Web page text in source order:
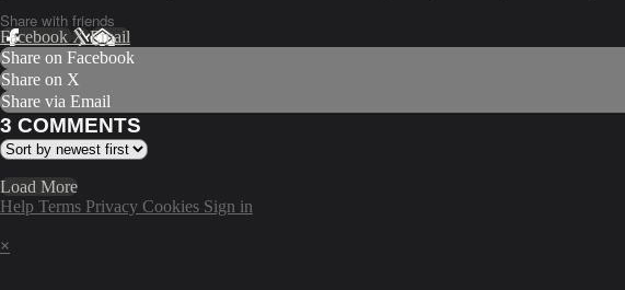
Share with friends
Facebook XEmail
Share on Facebook
Share on X
Share via Email
3 COMMENTS
Load More
Help Terms Privacy Cookies Sign in
×